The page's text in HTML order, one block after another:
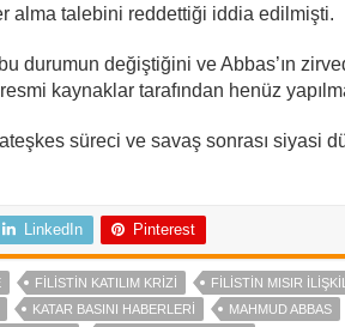
alma talebini reddettiği iddia edilmişti.
durumun değiştiğini ve Abbas’ın
kaynaklar tarafından henüz
süreci ve savaş sonrası siyasi
LinkedIn Pinterest
FILISTIN KATILIM KRIZI
FILISTIN MISIR
KATAR BASINI HABERLERI
MAHMUD ABBAS